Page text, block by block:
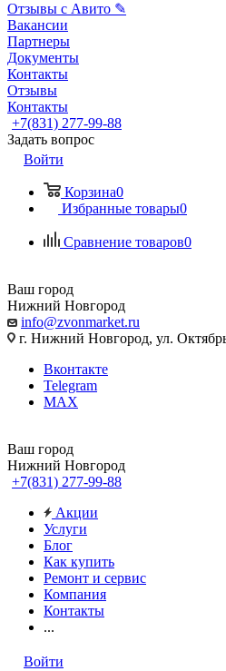
Отзывы с Авито ✎
Вакансии
Партнеры
Документы
Контакты
Отзывы
Контакты
+7(831) 277-99-88
Задать вопрос
Войти
Корзина0
Избранные товары0
Сравнение товаров0
Ваш город
Нижний Новгород
info@zvonmarket.ru
г. Нижний Новгород, ул.
Вконтакте
Telegram
MAX
Ваш город
Нижний Новгород
+7(831) 277-99-88
Акции
Услуги
Блог
Как купить
Ремонт и сервис
Компания
Контакты
...
Войти